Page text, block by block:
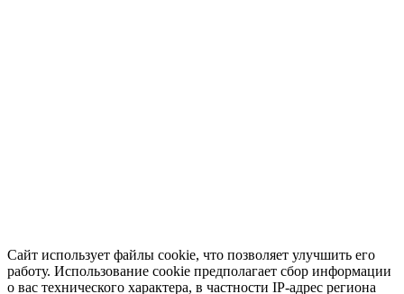
Сайт использует файлы cookie, что позволяет улучшить его
работу. Использование cookie предполагает сбор информации
о вас технического характера, в частности IP-адрес региона